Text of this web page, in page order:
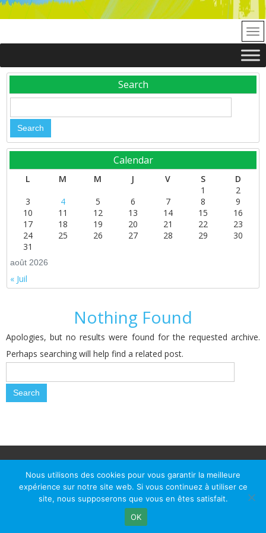
Search
Calendar
août 2026
L M M J V S
D
1
2
3
4 5 6 7 8
9
10
11 12 13 14 15
16
17
18 19 20 21 22
23
24
25 26 27 28 29
30
31
« Juil
Nothing Found
Apologies, but no results were found for the requested archive.
Perhaps searching will help find a related post.
Mairie du Passage d'Agen, BP 7, place du Général de Gaulle, 47520
Le Passage d'Agen - Téléphone: +33 5 53 77 18 77
Nous utilisons des cookies pour vous garantir la meilleure
expérience sur notre site web. Si vous continuez à utiliser ce
site, nous supposerons que vous en êtes satisfait.
OK